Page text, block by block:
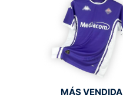
MÁS VENDIDA